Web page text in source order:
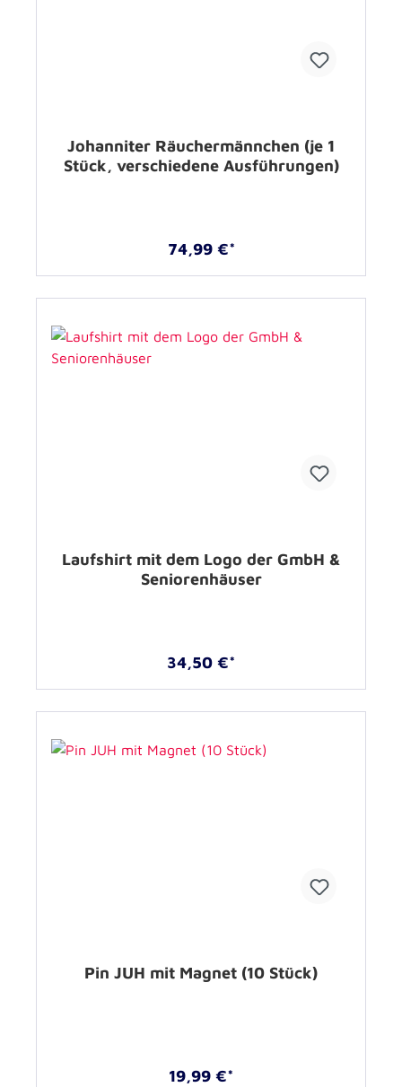
Johanniter Räuchermännchen (je 1
Stück, verschiedene Ausführungen)
74,99 €*
Laufshirt mit dem Logo der GmbH &
Seniorenhäuser
34,50 €*
Pin JUH mit Magnet (10 Stück)
19,99 €*